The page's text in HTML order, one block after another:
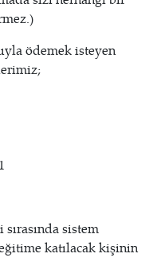
ödemek isteyen
sistem
katılacak kişinin